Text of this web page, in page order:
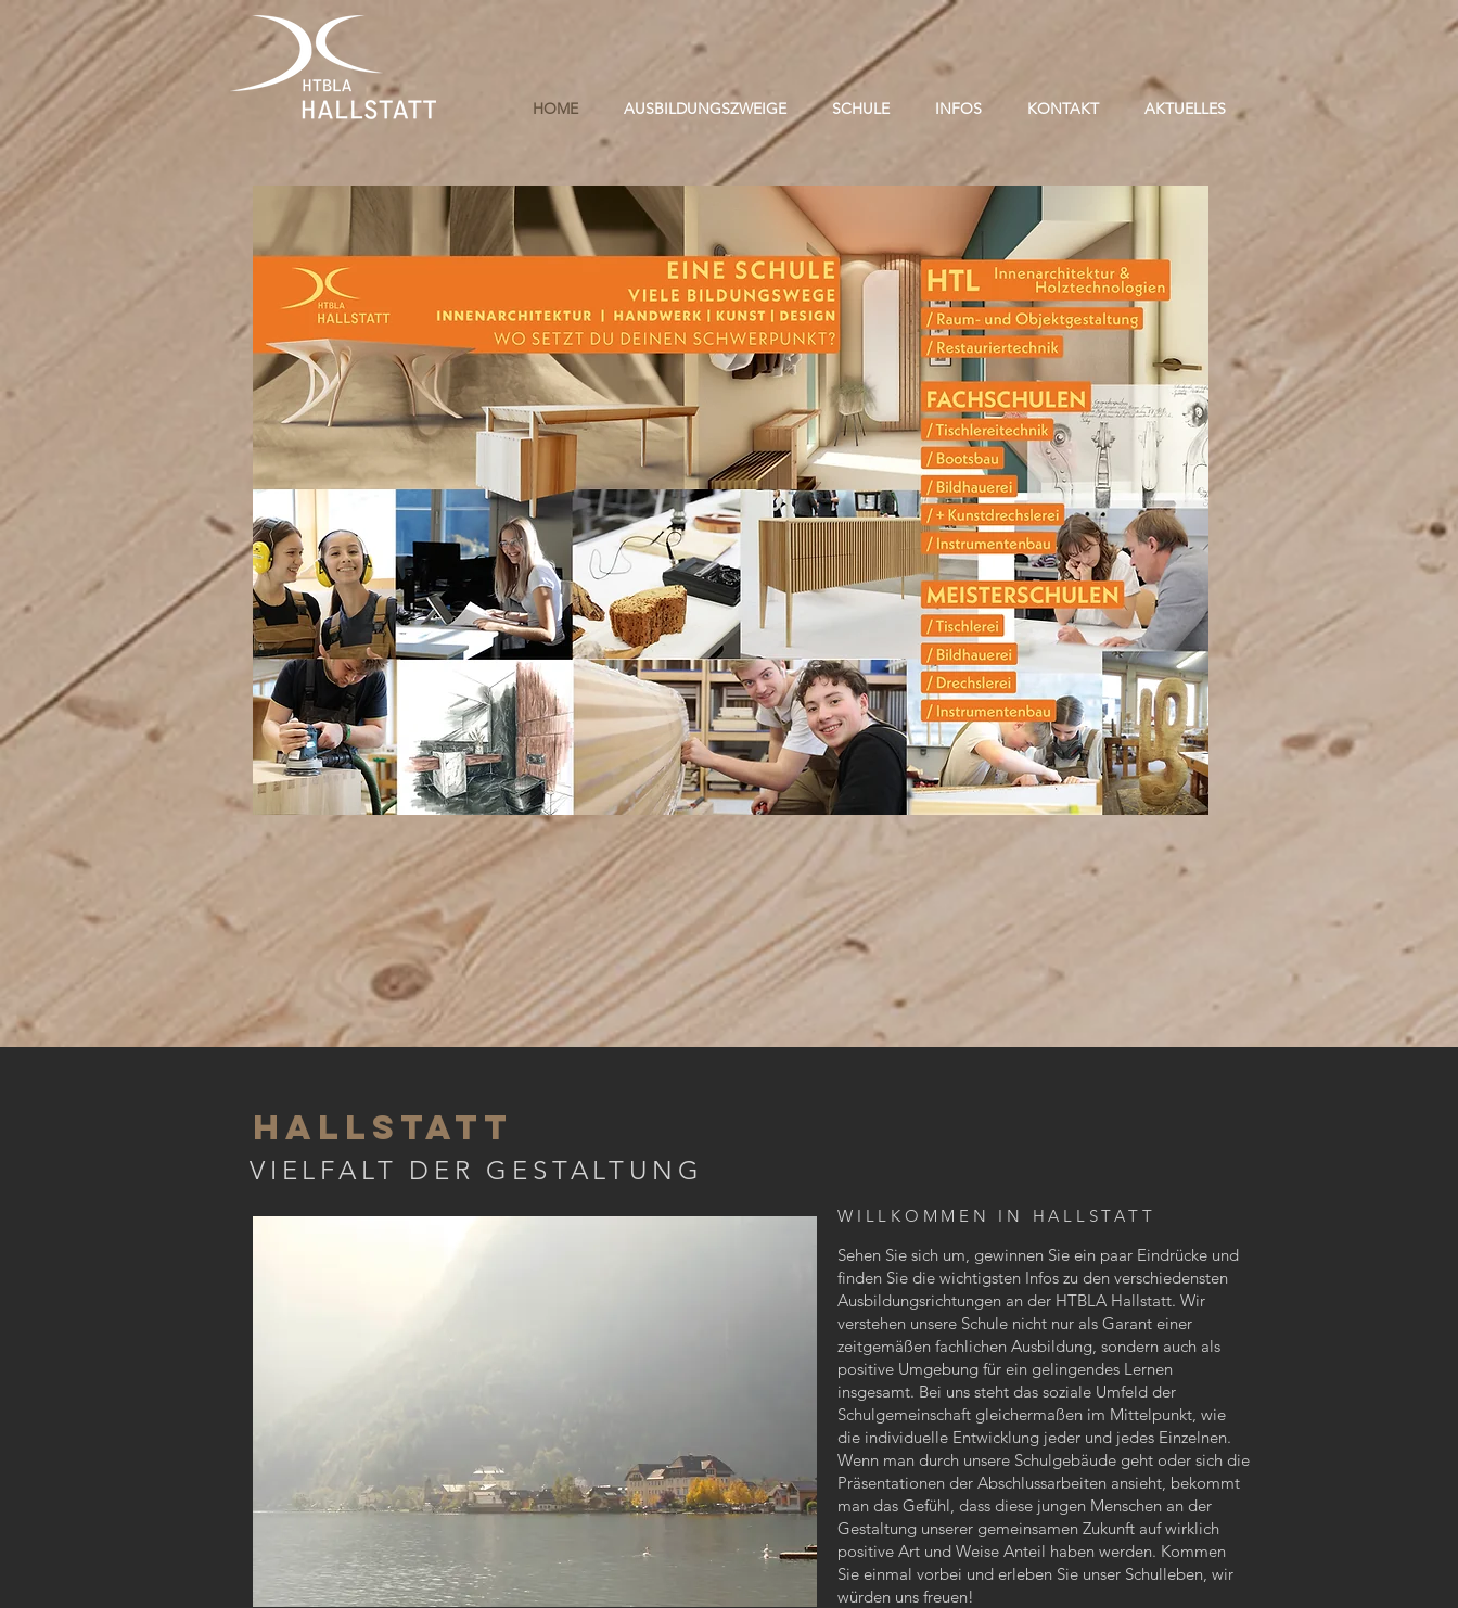
HOME AUSBILDUNGSZWEIGE SCHULE INFOS KONTAKT AKTUELLES
COME AND
SEE
September 2026
JOIN In
Schnuppertage mit
Unterrichtsteilnahme
HallStatt
VIELFALT DER GESTALTUNG
WILLKOMMEN IN HALLSTATT
Sehen Sie sich um, gewinnen Sie ein paar Eindrücke und
finden Sie die wichtigsten Infos zu den verschiedensten
Ausbildungsrichtungen an der HTBLA Hallstatt. Wir
verstehen unsere Schule nicht nur als ­Garant einer
zeitgemäßen fachlichen Aus­bildung, sondern auch als
positive Umgebung für ein gelingendes Lernen
insgesamt. Bei uns steht das soziale Umfeld der
Schulgemeinschaft gleichermaßen im Mittelpunkt, wie
die individuelle Entwicklung jeder und jedes Einzelnen.
Wenn man durch unsere Schul­gebäude geht oder sich die
Präsentationen der Abschlussarbeiten ansieht, bekommt
man das Gefühl, dass diese jungen Menschen an der
Gestaltung unserer gemeinsamen Zukunft auf wirklich
positive Art und Weise Anteil haben werden. Kommen
Sie einmal vorbei und erleben Sie unser Schulleben, wir
würden uns freuen!